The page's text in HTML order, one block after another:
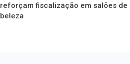
reforçam fiscalização em salões de
beleza